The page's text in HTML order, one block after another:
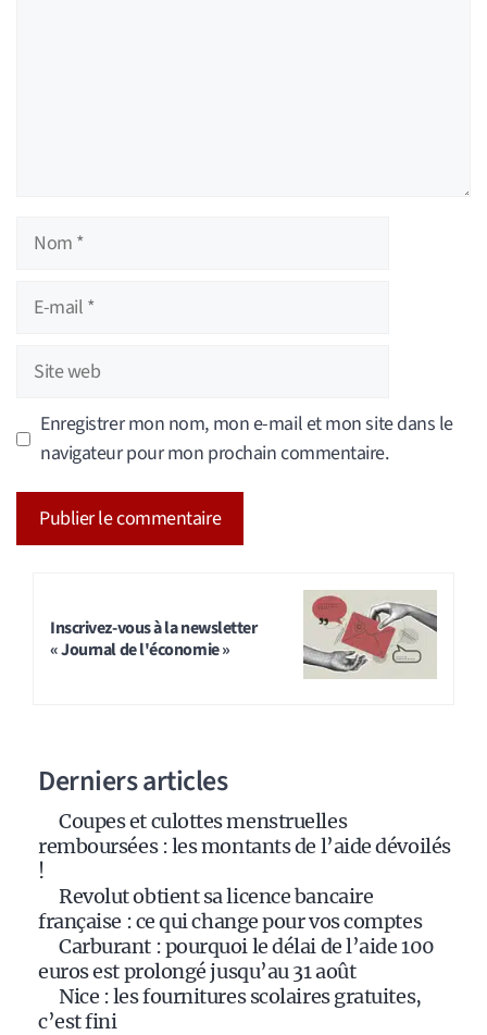
Nom
Site
Enregistrer mon nom, mon e-mail et mon site dans le
navigateur pour mon prochain commentaire.
Inscrivez-vous à la newsletter
« Journal de l'économie »
Derniers articles
Coupes et culottes menstruelles
remboursées : les montants de l’aide dévoilés
!
Revolut obtient sa licence bancaire
française : ce qui change pour vos comptes
Carburant : pourquoi le délai de l’aide 100
euros est prolongé jusqu’au 31 août
Nice : les fournitures scolaires gratuites,
c’est fini